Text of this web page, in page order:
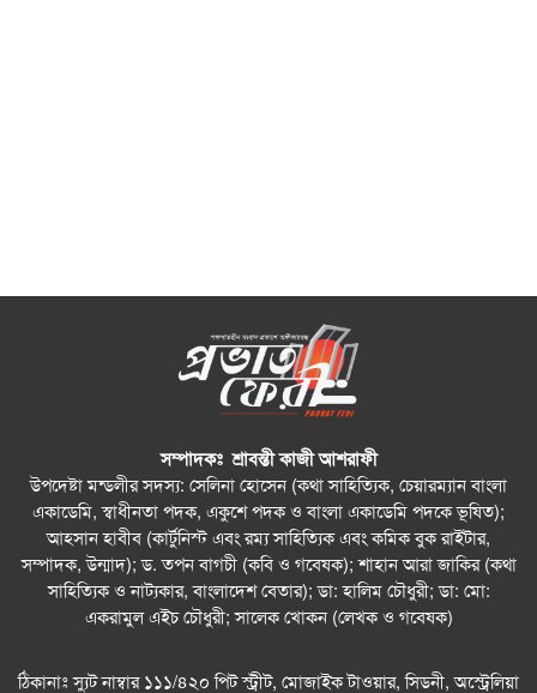
সম্পাদকঃ শ্রাবন্তী কাজী আশরাফী
উপদেষ্টা মন্ডলীর সদস্য: সেলিনা হোসেন (কথা সাহিত্যিক, চেয়ারম্যান বাংলা
একাডেমি, স্বাধীনতা পদক, একুশে পদক ও বাংলা একাডেমি পদকে ভূষিত);
আহসান হাবীব (কার্টুনিস্ট এবং রম্য সাহিত্যিক এবং কমিক বুক রাইটার,
সম্পাদক, উন্মাদ); ড. তপন বাগচী (কবি ও গবেষক); শাহান আরা জাকির (কথা
সাহিত্যিক ও নাট্যকার, বাংলাদেশ বেতার); ডা: হালিম চৌধুরী; ডা: মো:
একরামুল এইচ চৌধুরী; সালেক খোকন (লেখক ও গবেষক)
ঠিকানাঃ স্যুট নাম্বার ১১১/৪২০ পিট স্ট্রীট, মোজাইক টাওয়ার, সিডনী, অস্ট্রেলিয়া